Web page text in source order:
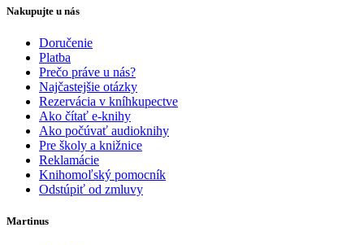
Nakupujte u nás
Doručenie
Platba
Prečo práve u nás?
Najčastejšie otázky
Rezervácia v kníhkupectve
Ako čítať e-knihy
Ako počúvať audioknihy
Pre školy a knižnice
Reklamácie
Knihomoľský pomocník
Odstúpiť od zmluvy
Martinus